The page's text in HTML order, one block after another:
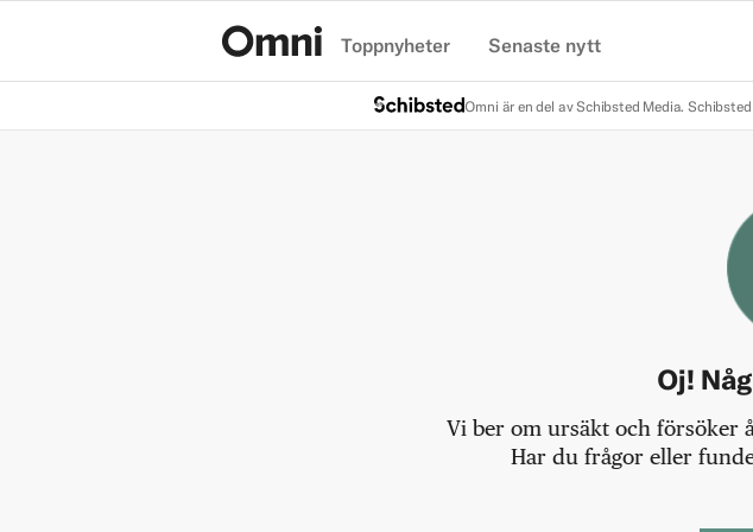
Toppnyheter Senaste nytt
Omni är en del av Schibsted Media.
Oj!
Vi ber om ursäkt och försöker
Har du frågor eller